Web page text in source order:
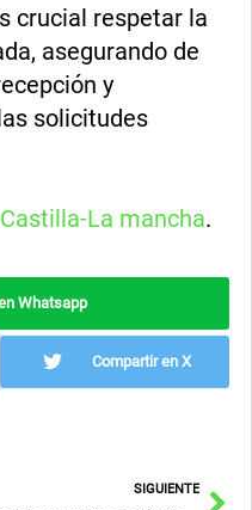
crucial respetar la
asegurando de
y
solicitudes
La mancha.
Whatsapp
Compartir en X
SIGUIENTE